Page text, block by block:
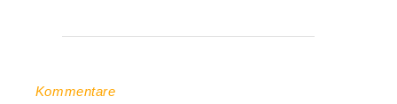
Kommentare